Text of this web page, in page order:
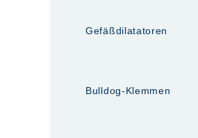
Gefäßdilatatoren
Bulldog-Klemmen